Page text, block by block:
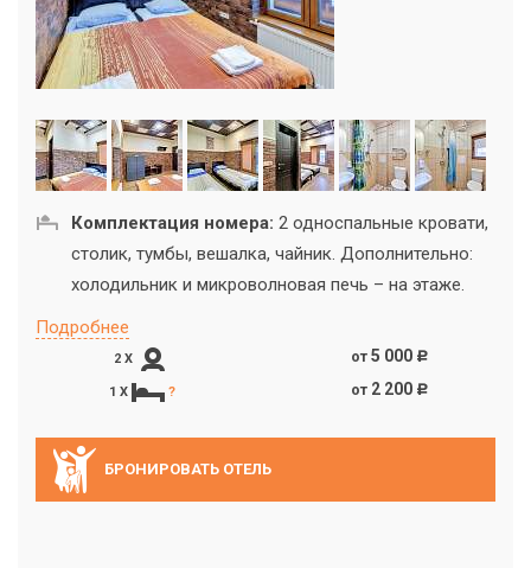
Комплектация номера: 2 односпальные кровати,
столик, тумбы, вешалка, чайник. Дополнительно:
холодильник и микроволновая печь – на этаже.
Подробнее
2 X от5 000 c
1 X ? от2 200 c
БРОНИРОВАТЬ ОТЕЛЬ